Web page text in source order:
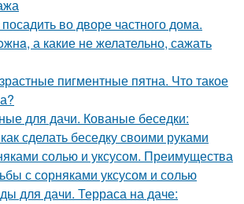
во дворе частного дома.
а какие не желательно, сажать
пигментные пятна. Что такое
для дачи. Кованые беседки:
сделать беседку своими руками
солью и уксусом. Преимущества
с сорняками уксусом и солью
для дачи. Терраса на даче: